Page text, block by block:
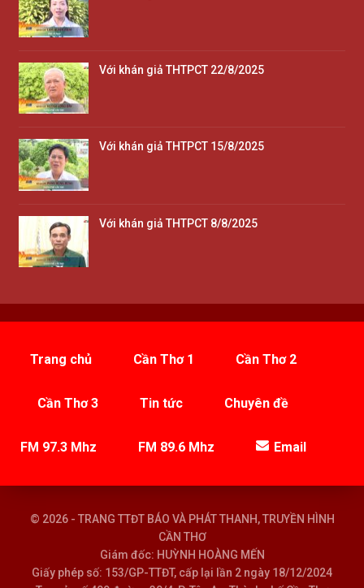
Với khán giả THTPCT 22/8/2025
Với khán giả THTPCT 15/8/2025
Với khán giả THTPCT 8/8/2025
Trang chủ Cần Thơ 1 Cần Thơ 2
Cần Thơ 3 Tin tức Chuyên đề
FM 97.3 Mhz FM 89.6 Mhz Email
© 2026 - TRANG TTĐT BÁO VÀ PHÁT THANH, TRUYỀN HÌNH
CẦN THƠ
Giám đốc: HUỲNH HOÀNG MẾN
Giấy phép số: 153/GP-TTĐT, cấp lại lần 2 ngày 18/12/2024